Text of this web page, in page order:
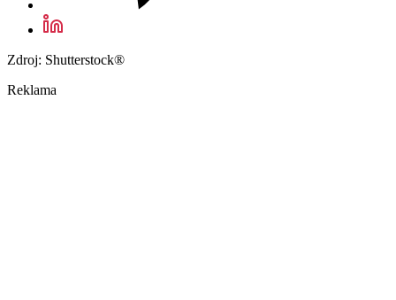
Zdroj: Shutterstock®
Reklama